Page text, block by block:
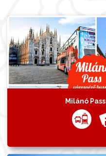
Milánó